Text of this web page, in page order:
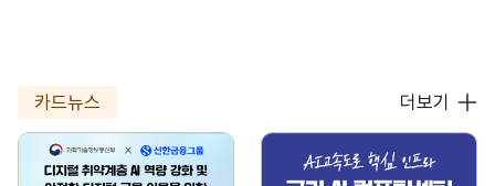
카드뉴스 더보기